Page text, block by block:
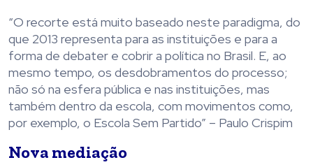
“O recorte está muito baseado neste paradigma, do
que 2013 representa para as instituições e para a
forma de debater e cobrir a política no Brasil. E, ao
mesmo tempo, os desdobramentos do processo;
não só na esfera pública e nas instituições, mas
também dentro da escola, com movimentos como,
por exemplo, o Escola Sem Partido” – Paulo Crispim
Nova mediação